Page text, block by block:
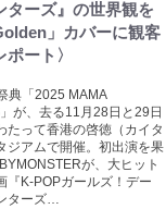
ターズ』の世界観を
」カバーに観客
ート〉
典「2025 MAMA
が、去る11月28日と29日
たって香港の啓徳（カイタ
ジアムで開催。初出演を果
が、大ヒット
『K-POPガールズ！デー
ターズ…